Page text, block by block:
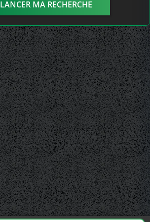
LANCER MA RECHERCHE